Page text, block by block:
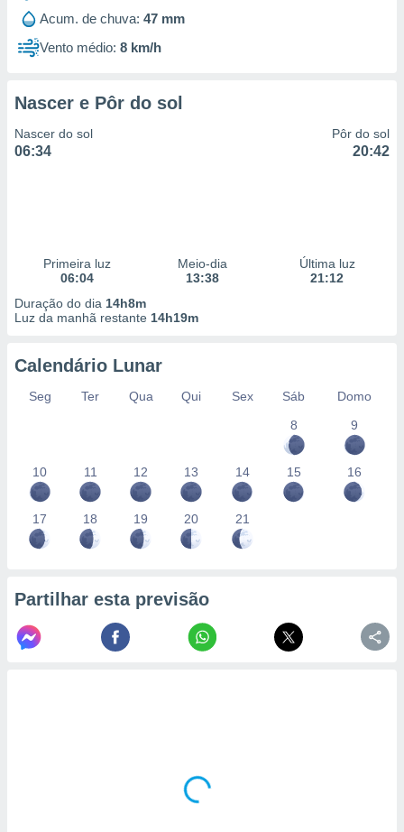
Acum. de chuva: 47 mm
Vento médio: 8 km/h
Nascer e Pôr do sol
Nascer do sol
06:34
Pôr do sol
20:42
Primeira luz
06:04
Meio-dia
13:38
Última luz
21:12
Duração do dia 14h8m
Luz da manhã restante 14h19m
Calendário Lunar
Seg Ter Qua Qui Sex Sáb
Domo
8
9
10 11 12 13 14 15 16
17 18 19 20 21
Partilhar esta previsão